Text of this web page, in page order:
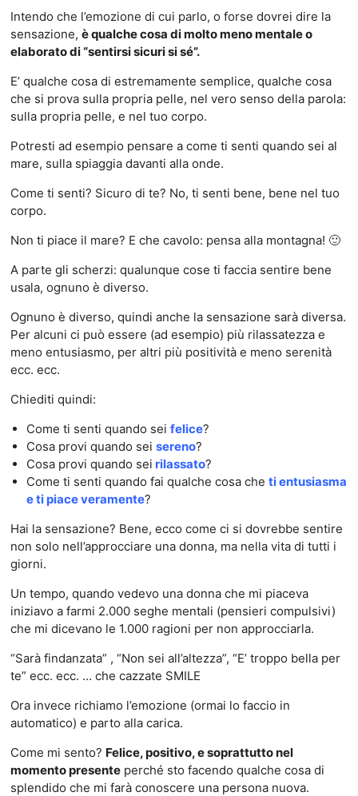
Intendo che l’emozione di cui parlo, o forse dovrei dire la
sensazione, è qualche cosa di molto meno mentale o
elaborato di “sentirsi sicuri si sé”.
E’ qualche cosa di estremamente semplice, qualche cosa
che si prova sulla propria pelle, nel vero senso della parola:
sulla propria pelle, e nel tuo corpo.
Potresti ad esempio pensare a come ti senti quando sei al
mare, sulla spiaggia davanti alla onde.
Come ti senti? Sicuro di te? No, ti senti bene, bene nel tuo
corpo.
Non ti piace il mare? E che cavolo: pensa alla montagna! 🙂
A parte gli scherzi: qualunque cose ti faccia sentire bene
usala, ognuno è diverso.
Ognuno è diverso, quindi anche la sensazione sarà diversa.
Per alcuni ci può essere (ad esempio) più rilassatezza e
meno entusiasmo, per altri più positività e meno serenità
ecc. ecc.
Chiediti quindi:
Come ti senti quando sei felice?
Cosa provi quando sei sereno?
Cosa provi quando sei rilassato?
Come ti senti quando fai qualche cosa che ti entusiasma
e ti piace veramente?
Hai la sensazione? Bene, ecco come ci si dovrebbe sentire
non solo nell’approcciare una donna, ma nella vita di tutti i
giorni.
Un tempo, quando vedevo una donna che mi piaceva
iniziavo a farmi 2.000 seghe mentali (pensieri compulsivi)
che mi dicevano le 1.000 ragioni per non approcciarla.
“Sarà findanzata” , “Non sei all’altezza”, “E’ troppo bella per
te” ecc. ecc. … che cazzate SMILE
Ora invece richiamo l’emozione (ormai lo faccio in
automatico) e parto alla carica.
Come mi sento? Felice, positivo, e soprattutto nel
momento presenteperché sto facendo qualche cosa di
splendido che mi farà conoscere una persona nuova.